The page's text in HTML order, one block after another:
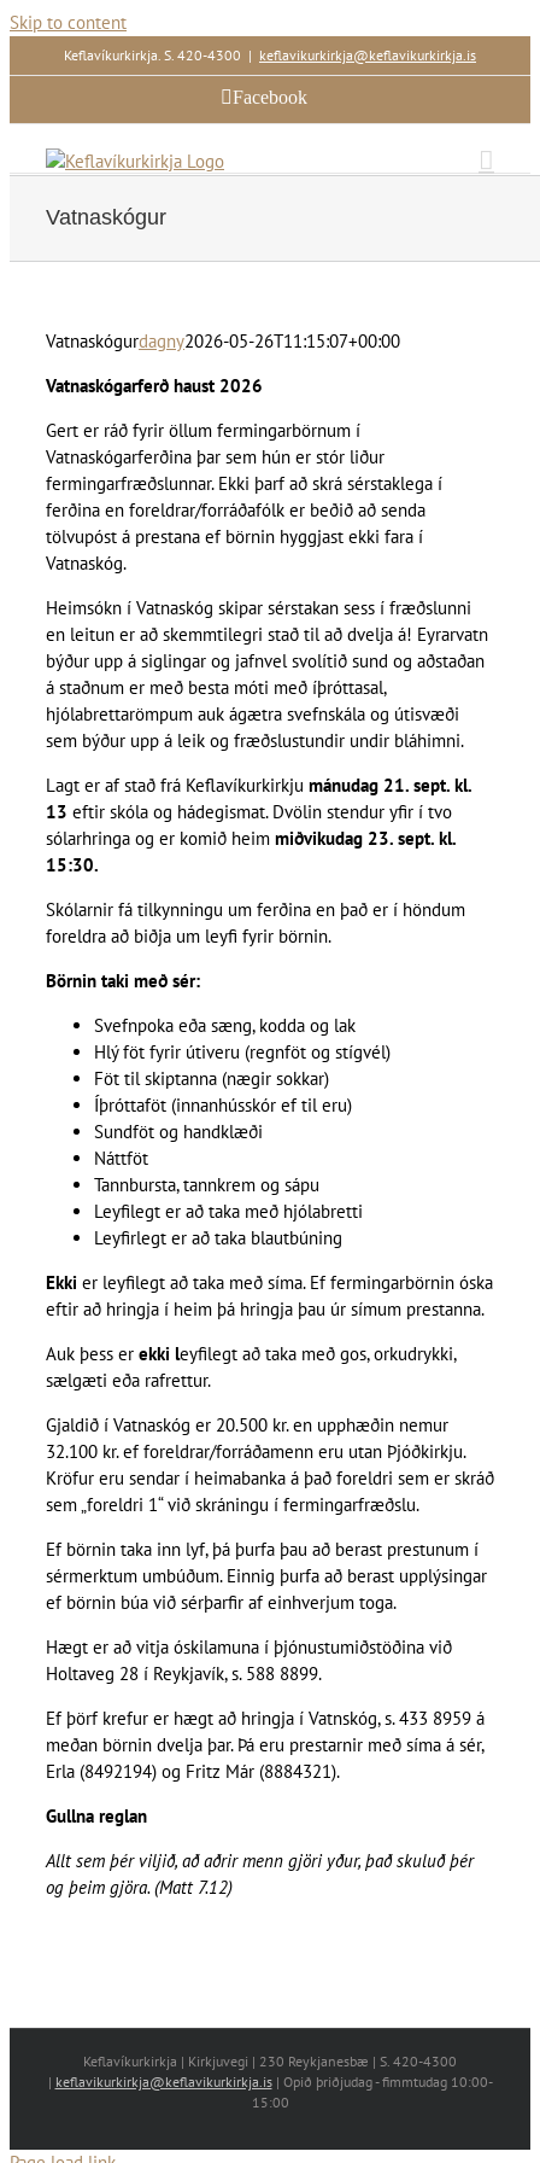
Skip to content
Keflavíkurkirkja. S. 420-4300 | keflavikurkirkja@keflavikurkirkja.is
Facebook
Vatnaskógur
Vatnaskógurdagny2026-05-26T11:15:07+00:00
Vatnaskógarferð haust 2026
Gert er ráð fyrir öllum fermingarbörnum í
Vatnaskógarferðina þar sem hún er stór liður
fermingarfræðslunnar. Ekki þarf að skrá sérstaklega í
ferðina en foreldrar/forráðafólk er beðið að senda
tölvupóst á prestana ef börnin hyggjast ekki fara í
Vatnaskóg.
Heimsókn í Vatnaskóg skipar sérstakan sess í fræðslunni
en leitun er að skemmtilegri stað til að dvelja á! Eyrarvatn
býður upp á siglingar og jafnvel svolítið sund og aðstaðan
á staðnum er með besta móti með íþróttasal,
hjólabrettarömpum auk ágætra svefnskála og útisvæði
sem býður upp á leik og fræðslustundir undir bláhimni.
Lagt er af stað frá Keflavíkurkirkju mánudag 21. sept. kl.
13 eftir skóla og hádegismat. Dvölin stendur yfir í tvo
sólarhringa og er komið heim miðvikudag 23. sept. kl.
15:30.
Skólarnir fá tilkynningu um ferðina en það er í höndum
foreldra að biðja um leyfi fyrir börnin.
Börnin taki með sér:
Svefnpoka eða sæng, kodda og lak
Hlý föt fyrir útiveru (regnföt og stígvél)
Föt til skiptanna (nægir sokkar)
Íþróttaföt (innanhússkór ef til eru)
Sundföt og handklæði
Náttföt
Tannbursta, tannkrem og sápu
Leyfilegt er að taka með hjólabretti
Leyfirlegt er að taka blautbúning
Ekki er leyfilegt að taka með síma. Ef fermingarbörnin óska
eftir að hringja í heim þá hringja þau úr símum prestanna.
Auk þess er ekki leyfilegt að taka með gos, orkudrykki,
sælgæti eða rafrettur.
Gjaldið í Vatnaskóg er 20.500 kr. en upphæðin nemur
32.100 kr. ef foreldrar/forráðamenn eru utan Þjóðkirkju.
Kröfur eru sendar í heimabanka á það foreldri sem er skráð
sem „foreldri 1“ við skráningu í fermingarfræðslu.
Ef börnin taka inn lyf, þá þurfa þau að berast prestunum í
sérmerktum umbúðum. Einnig þurfa að berast upplýsingar
ef börnin búa við sérþarfir af einhverjum toga.
Hægt er að vitja óskilamuna í þjónustumiðstöðina við
Holtaveg 28 í Reykjavík, s. 588 8899.
Ef þörf krefur er hægt að hringja í Vatnskóg, s. 433 8959 á
meðan börnin dvelja þar. Þá eru prestarnir með síma á sér,
Erla (8492194) og Fritz Már (8884321).
Gullna reglan
Allt sem þér viljið, að aðrir menn gjöri yður, það skuluð þér
og þeim gjöra. (Matt 7.12)
Keflavíkurkirkja | Kirkjuvegi | 230 Reykjanesbæ | S. 420-4300
| keflavikurkirkja@keflavikurkirkja.is| Opið þriðjudag - fimmtudag 10:00-
15:00